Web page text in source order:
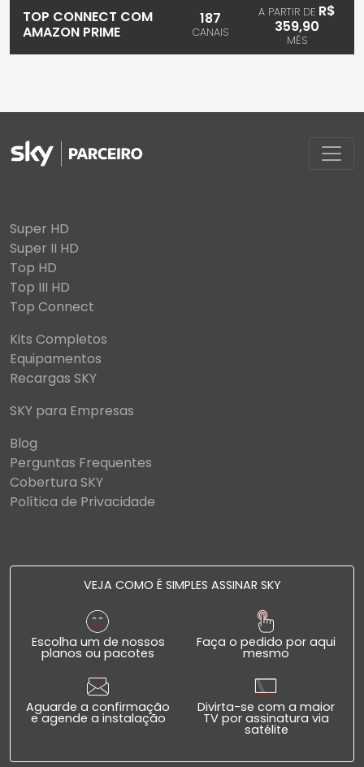
TOP CONNECT COM
AMAZON PRIME
187
CANAIS
A PARTIR DE R$
359,90
MÊS
Super HD
Super II HD
Top HD
Top III HD
Top Connect
Kits Completos
Equipamentos
Recargas SKY
SKY para Empresas
Blog
Perguntas Frequentes
Cobertura SKY
Política de Privacidade
VEJA COMO É SIMPLES ASSINAR SKY
Escolha um de nossos
planos ou pacotes
Faça o pedido por aqui
mesmo
Aguarde a confirmação
e agende a instalação
Divirta-se com a maior
TV por assinatura via
satélite